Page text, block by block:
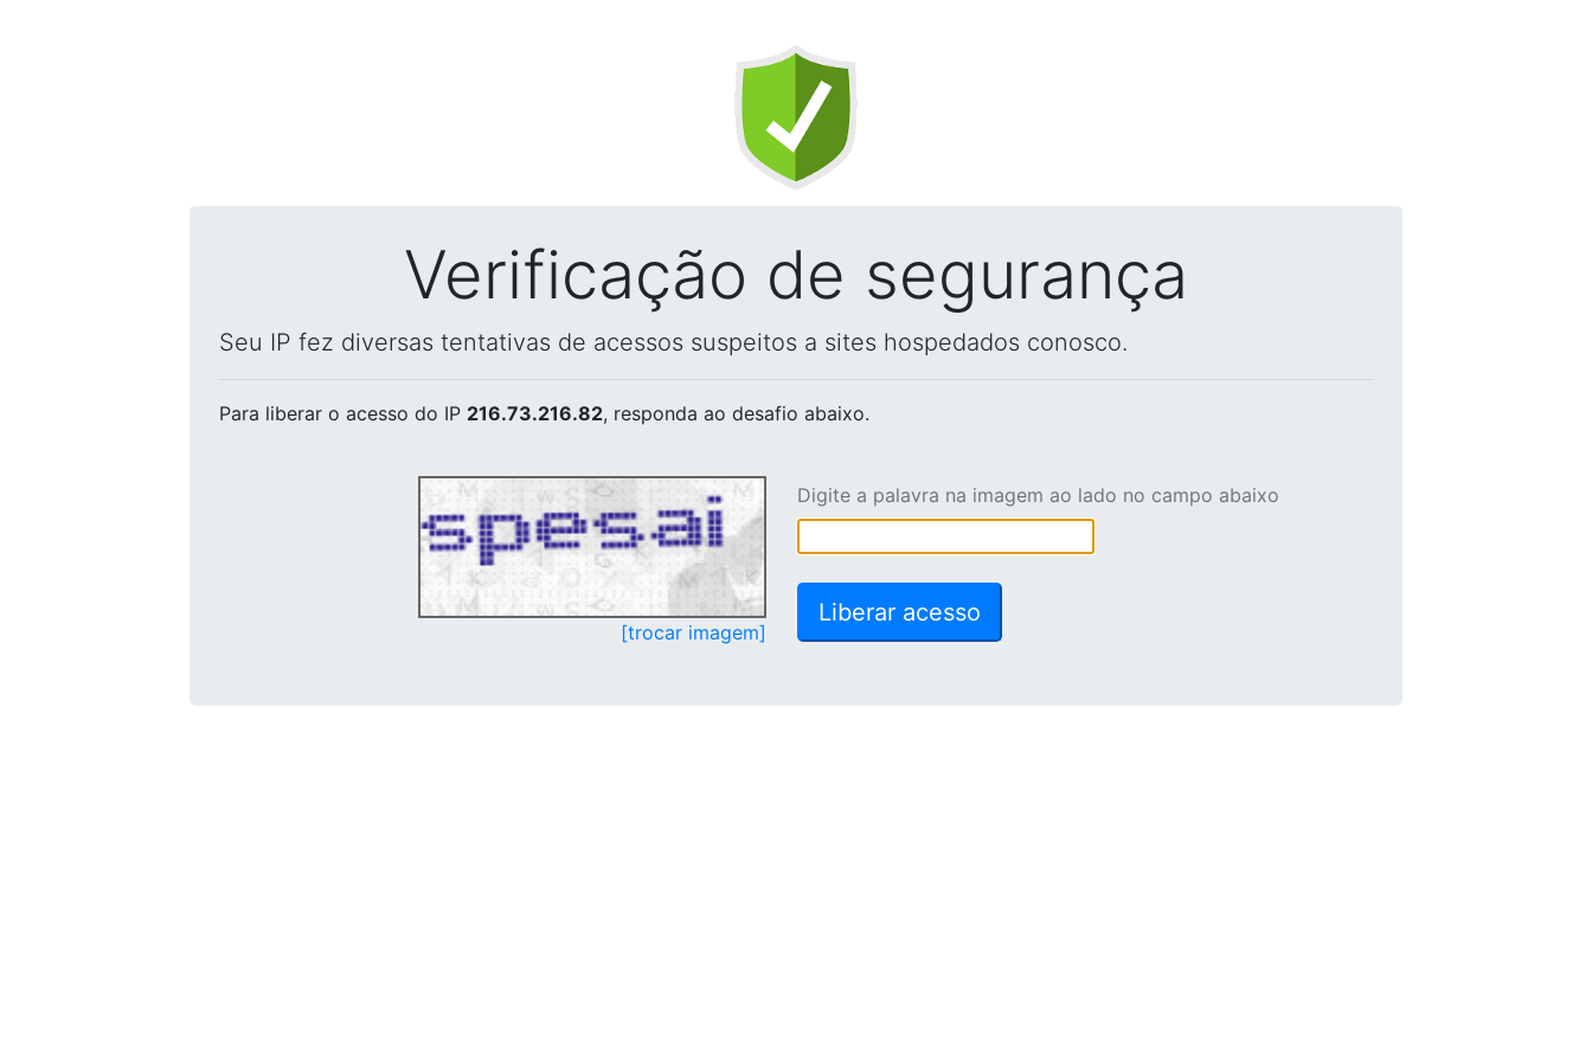
Verificação de segurança
Seu IP fez diversas tentativas de acessos suspeitos a sites hospedados conosco.
Para liberar o acesso do IP 216.73.216.82, responda ao desafio abaixo.
[trocar imagem]
Digite a palavra na imagem ao lado no campo abaixo